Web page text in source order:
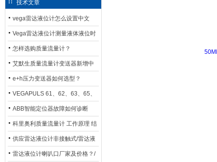
技术文章
vega雷达液位计怎么设置中文
Vega雷达液位计测量液体液位时
应如何选型？
怎样选购质量流量计？
艾默生质量流量计变送器新增中
文显示选项，操作更便捷
e+h压力变送器如何选型？
VEGAPULS 61、62、63、65、
66在化工行业中的应用
ABB智能定位器故障如何诊断
科里奥利质量流量计 工作原理 结
构特点 选用安装使用
供应雷达液位计非接触式/雷达液
位计厂家
雷达液位计喇叭口厂家及价格？/